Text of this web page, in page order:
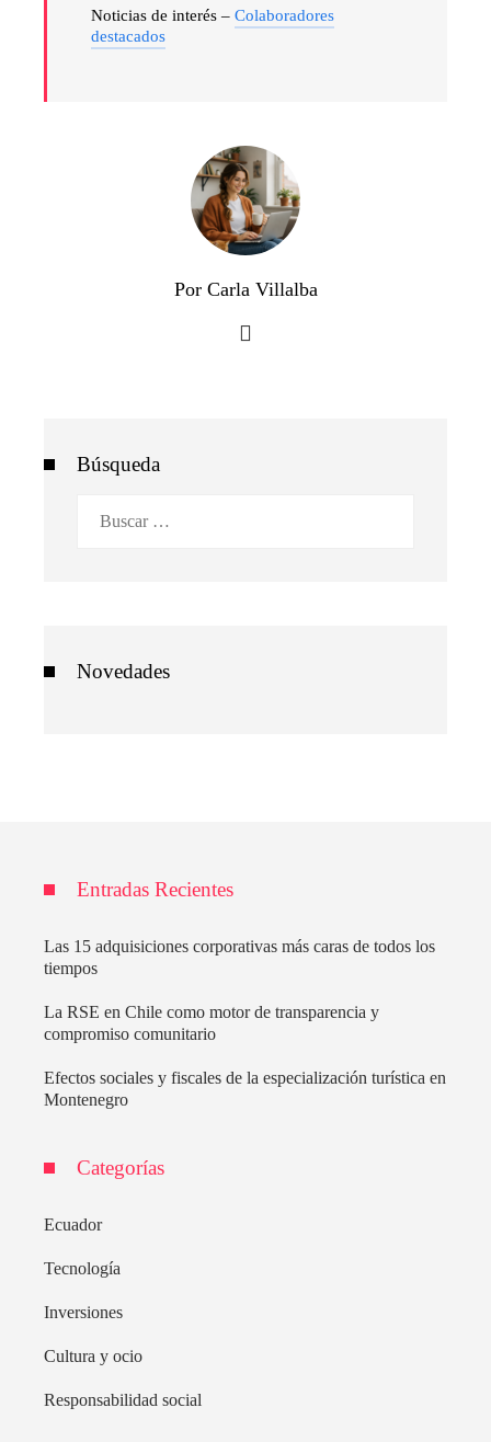
Noticias de interés – Colaboradores
destacados
Por Carla Villalba
Búsqueda
Novedades
Entradas Recientes
Las 15 adquisiciones corporativas más caras de todos los
tiempos
La RSE en Chile como motor de transparencia y
compromiso comunitario
Efectos sociales y fiscales de la especialización turística en
Montenegro
Categorías
Ecuador
Tecnología
Inversiones
Cultura y ocio
Responsabilidad social